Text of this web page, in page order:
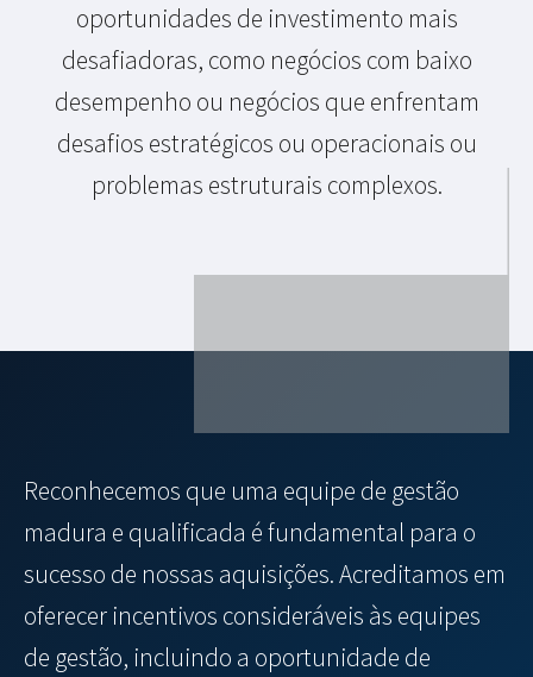
oportunidades de investimento mais
desafiadoras, como negócios com baixo
desempenho ou negócios que enfrentam
desafios estratégicos ou operacionais ou
problemas estruturais complexos.
Reconhecemos que uma equipe de gestão
madura e qualificada é fundamental para o
sucesso de nossas aquisições. Acreditamos em
oferecer incentivos consideráveis às equipes
de gestão, incluindo a oportunidade de